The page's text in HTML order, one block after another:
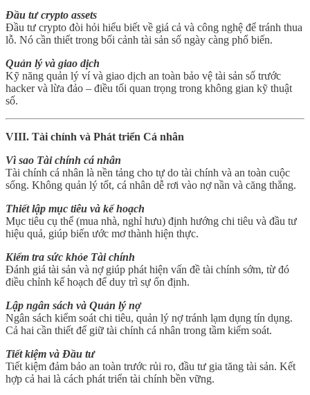
Đầu tư crypto assets
Đầu tư crypto đòi hỏi hiểu biết về giá cả và công nghệ để tránh thua
lỗ. Nó cần thiết trong bối cảnh tài sản số ngày càng phổ biến.
Quản lý và giao dịch
Kỹ năng quản lý ví và giao dịch an toàn bảo vệ tài sản số trước
hacker và lừa đảo – điều tối quan trọng trong không gian kỹ thuật
số.
VIII. Tài chính và Phát triển Cá nhân
Vì sao Tài chính cá nhân
Tài chính cá nhân là nền tảng cho tự do tài chính và an toàn cuộc
sống. Không quản lý tốt, cá nhân dễ rơi vào nợ nần và căng thẳng.
Thiết lập mục tiêu và kế hoạch
Mục tiêu cụ thể (mua nhà, nghỉ hưu) định hướng chi tiêu và đầu tư
hiệu quả, giúp biến ước mơ thành hiện thực.
Kiểm tra sức khỏe Tài chính
Đánh giá tài sản và nợ giúp phát hiện vấn đề tài chính sớm, từ đó
điều chỉnh kế hoạch để duy trì sự ổn định.
Lập ngân sách và Quản lý nợ
Ngân sách kiểm soát chi tiêu, quản lý nợ tránh lạm dụng tín dụng.
Cả hai cần thiết để giữ tài chính cá nhân trong tầm kiểm soát.
Tiết kiệm và Đầu tư
Tiết kiệm đảm bảo an toàn trước rủi ro, đầu tư gia tăng tài sản. Kết
hợp cả hai là cách phát triển tài chính bền vững.